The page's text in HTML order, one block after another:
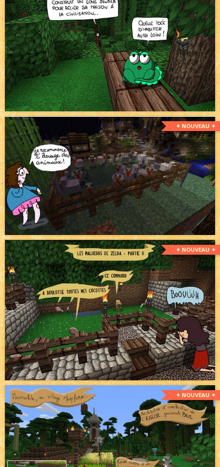
✦ NOUVEAU ✦
✦ NOUVEAU ✦
✦ NOUVEAU ✦